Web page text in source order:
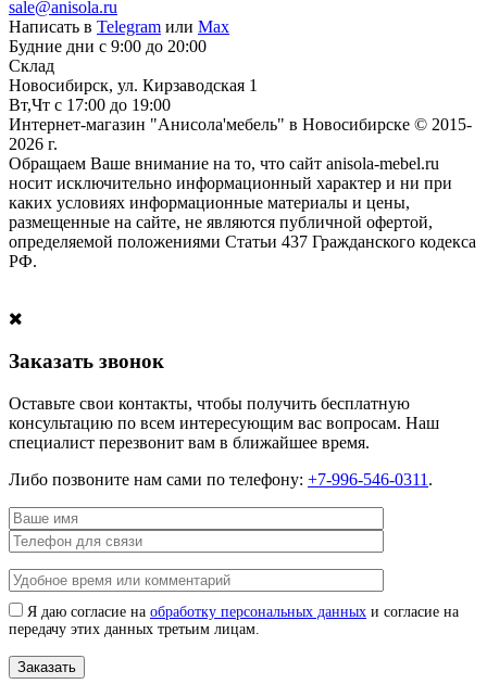
sale@anisola.ru
Написать в Telegram или Max
Будние дни с 9:00 до 20:00
Склад
Новосибирск, ул. Кирзаводская 1
Вт,Чт с 17:00 до 19:00
Интернет-магазин "Анисола'мебель" в Новосибирске © 2015-
2026 г.
Обращаем Ваше внимание на то, что сайт anisola-mebel.ru
носит исключительно информационный характер и ни при
каких условиях информационные материалы и цены,
размещенные на сайте, не являются публичной офертой,
определяемой положениями Статьи 437 Гражданского кодекса
РФ.
Заказать звонок
Оставьте свои контакты, чтобы получить бесплатную
консультацию по всем интересующим вас вопросам. Наш
специалист перезвонит вам в ближайшее время.
Либо позвоните нам сами по телефону: +7-996-546-0311 .
Я даю согласие на обработку персональных данных и согласие на
передачу этих данных третьим лицам.